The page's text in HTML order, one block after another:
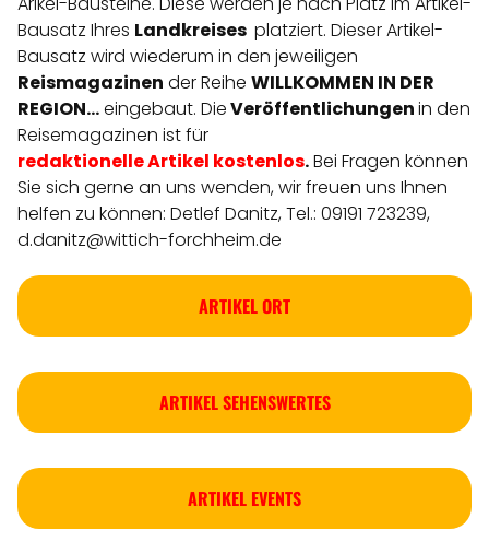
Bausatz Ihres Landkreises platziert. Dieser Artikel-
Bausatz wird wiederum in den jeweiligen
Reismagazinen der Reihe WILLKOMMEN IN DER
REGION...eingebaut. DieVeröffentlichungenin den
Reisemagazinen ist für
redaktionelleArtikel kostenlos.Bei Fragen können
Sie sich gerne an uns wenden, wir freuen uns Ihnen
helfen zu können: Detlef Danitz, Tel.: 09191 723239,
d.danitz@wittich-forchheim.de
ARTIKEL ORT
ARTIKEL SEHENSWERTES
ARTIKEL EVENTS